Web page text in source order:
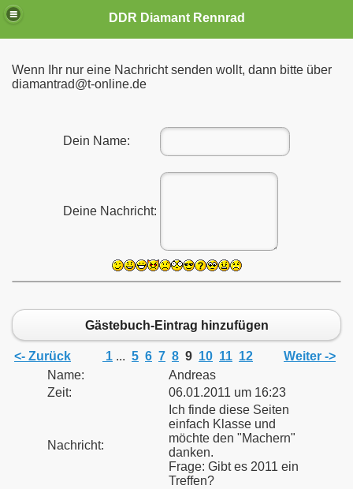
DDR Diamant Rennrad
Wenn Ihr nur eine Nachricht senden wollt, dann bitte über
diamantrad@t-online.de
Dein Name:
Deine Nachricht:
Gästebuch-Eintrag hinzufügen
<- Zurück 1 ... 5 6 7 8 9 10 11 12
Weiter ->
Name:
Andreas
Zeit:
06.01.2011 um 16:23
Nachricht:
Ich finde diese Seiten
einfach Klasse und
möchte den "Machern"
danken.
Frage: Gibt es 2011 ein
Treffen?